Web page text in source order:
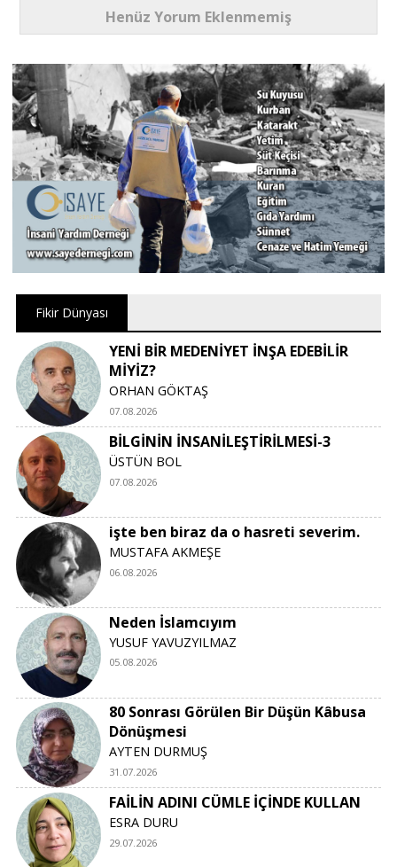
Sağlık
Henüz Yorum Eklenmemiş
Fikir Dünyası
YENİ BİR MEDENİYET İNŞA EDEBİLİR
MİYİZ?
ORHAN GÖKTAŞ
07.08.2026
BİLGİNİN İNSANİLEŞTİRİLMESİ-3
ÜSTÜN BOL
07.08.2026
işte ben biraz da o hasreti severim.
MUSTAFA AKMEŞE
06.08.2026
Neden İslamcıyım
YUSUF YAVUZYILMAZ
05.08.2026
80 Sonrası Görülen Bir Düşün Kâbusa
Dönüşmesi
AYTEN DURMUŞ
31.07.2026
FAİLİN ADINI CÜMLE İÇİNDE KULLAN
ESRA DURU
29.07.2026